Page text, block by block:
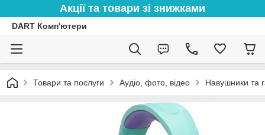
Акції та товари зі знижками
DART Комп'ютери
Товари та послуги Аудіо, фото, відео Навушники та